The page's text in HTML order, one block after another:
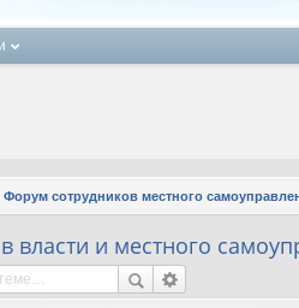
Форум сотрудников местного
и местного